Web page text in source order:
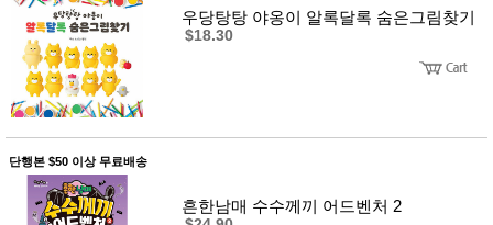
우당탕탕 야옹이 알록달록 숨은그림찾기
$18.30
단행본 $50 이상 무료배송
흔한남매 수수께끼 어드벤처 2